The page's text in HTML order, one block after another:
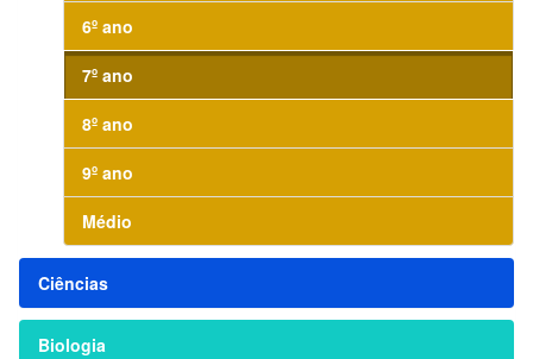
6º ano
7º ano
8º ano
9º ano
Médio
Ciências
Biologia